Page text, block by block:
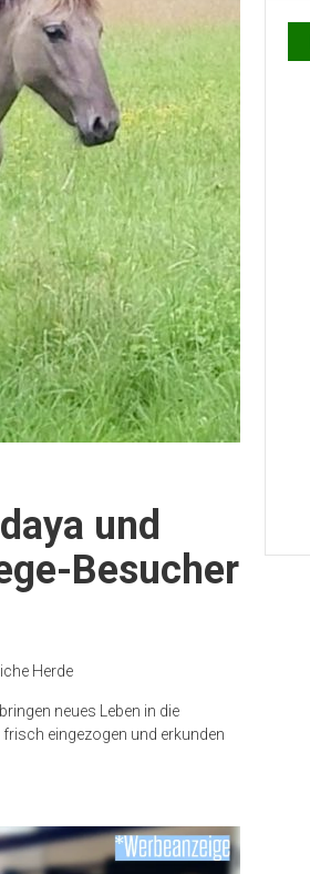
und
Besucher
Herde
bringen neues Leben in die
frisch eingezogen und erkunden